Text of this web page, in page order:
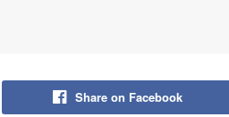
Share on Facebook